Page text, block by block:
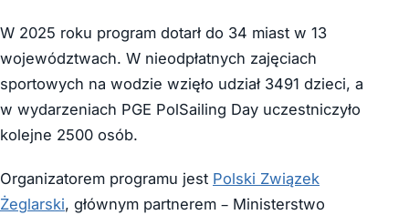
W 2025 roku program dotarł do 34 miast w 13
województwach. W nieodpłatnych zajęciach
sportowych na wodzie wzięło udział 3491 dzieci, a
w wydarzeniach PGE PolSailing Day uczestniczyło
kolejne 2500 osób.
Organizatorem programu jest Polski Związek
Żeglarski, głównym partnerem – Ministerstwo